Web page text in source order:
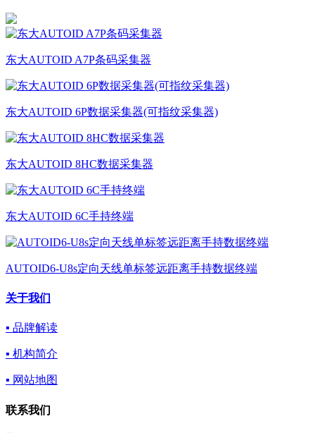
东大AUTOID A7P条码采集器
东大AUTOID 6P数据采集器(可指纹采集器)
东大AUTOID 8HC数据采集器
东大AUTOID 6C手持终端
AUTOID6-U8s定向天线单标签远距离手持数据终端
关于我们
▪ 品牌解读
▪ 机构简介
▪ 网站地图
联系我们